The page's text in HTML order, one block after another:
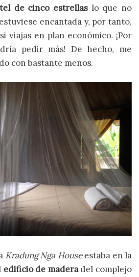
de cinco estrellas lo que no
encantada y, por tanto,
viajas en plan económico. ¡Por
pedir más! De hecho, me
con bastante menos.
Kradung Nga Houseestaba en la
edificio de maderadel complejo